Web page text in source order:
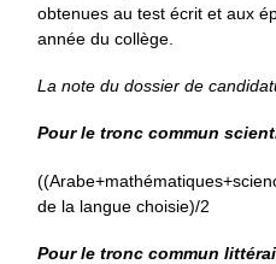
obtenues au test écrit et aux
année du collège.
La note du dossier de
Pour le tronc commun
de la langue choisie)/2
Pour le tronc commun